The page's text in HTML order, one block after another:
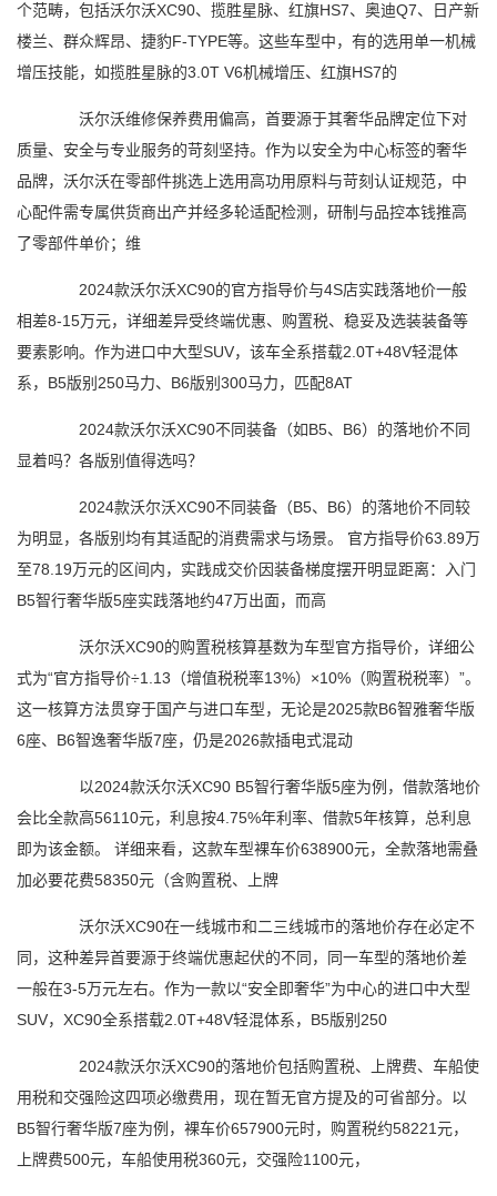
个范畴，包括沃尔沃XC90、揽胜星脉、红旗HS7、奥迪Q7、日产新
楼兰、群众辉昂、捷豹F-TYPE等。这些车型中，有的选用单一机械
增压技能，如揽胜星脉的3.0T V6机械增压、红旗HS7的
沃尔沃维修保养费用偏高，首要源于其奢华品牌定位下对
质量、安全与专业服务的苛刻坚持。作为以安全为中心标签的奢华
品牌，沃尔沃在零部件挑选上选用高功用原料与苛刻认证规范，中
心配件需专属供货商出产并经多轮适配检测，研制与品控本钱推高
了零部件单价；维
2024款沃尔沃XC90的官方指导价与4S店实践落地价一般
相差8-15万元，详细差异受终端优惠、购置税、稳妥及选装装备等
要素影响。作为进口中大型SUV，该车全系搭载2.0T+48V轻混体
系，B5版别250马力、B6版别300马力，匹配8AT
2024款沃尔沃XC90不同装备（如B5、B6）的落地价不同
显着吗？各版别值得选吗？
2024款沃尔沃XC90不同装备（B5、B6）的落地价不同较
为明显，各版别均有其适配的消费需求与场景。 官方指导价63.89万
至78.19万元的区间内，实践成交价因装备梯度摆开明显距离：入门
B5智行奢华版5座实践落地约47万出面，而高
沃尔沃XC90的购置税核算基数为车型官方指导价，详细公
式为“官方指导价÷1.13（增值税税率13%）×10%（购置税税率）”。
这一核算方法贯穿于国产与进口车型，无论是2025款B6智雅奢华版
6座、B6智逸奢华版7座，仍是2026款插电式混动
以2024款沃尔沃XC90 B5智行奢华版5座为例，借款落地价
会比全款高56110元，利息按4.75%年利率、借款5年核算，总利息
即为该金额。 详细来看，这款车型裸车价638900元，全款落地需叠
加必要花费58350元（含购置税、上牌
沃尔沃XC90在一线城市和二三线城市的落地价存在必定不
同，这种差异首要源于终端优惠起伏的不同，同一车型的落地价差
一般在3-5万元左右。作为一款以“安全即奢华”为中心的进口中大型
SUV，XC90全系搭载2.0T+48V轻混体系，B5版别250
2024款沃尔沃XC90的落地价包括购置税、上牌费、车船使
用税和交强险这四项必缴费用，现在暂无官方提及的可省部分。以
B5智行奢华版7座为例，裸车价657900元时，购置税约58221元，
上牌费500元，车船使用税360元，交强险1100元，